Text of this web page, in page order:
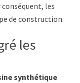
les
de construction.
les
synthétique